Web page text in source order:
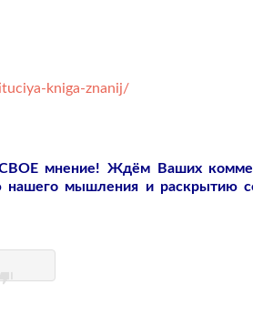
kniga-znanij/
СВОЕ мнение! Ждём Ваших
мышления и раскрытию